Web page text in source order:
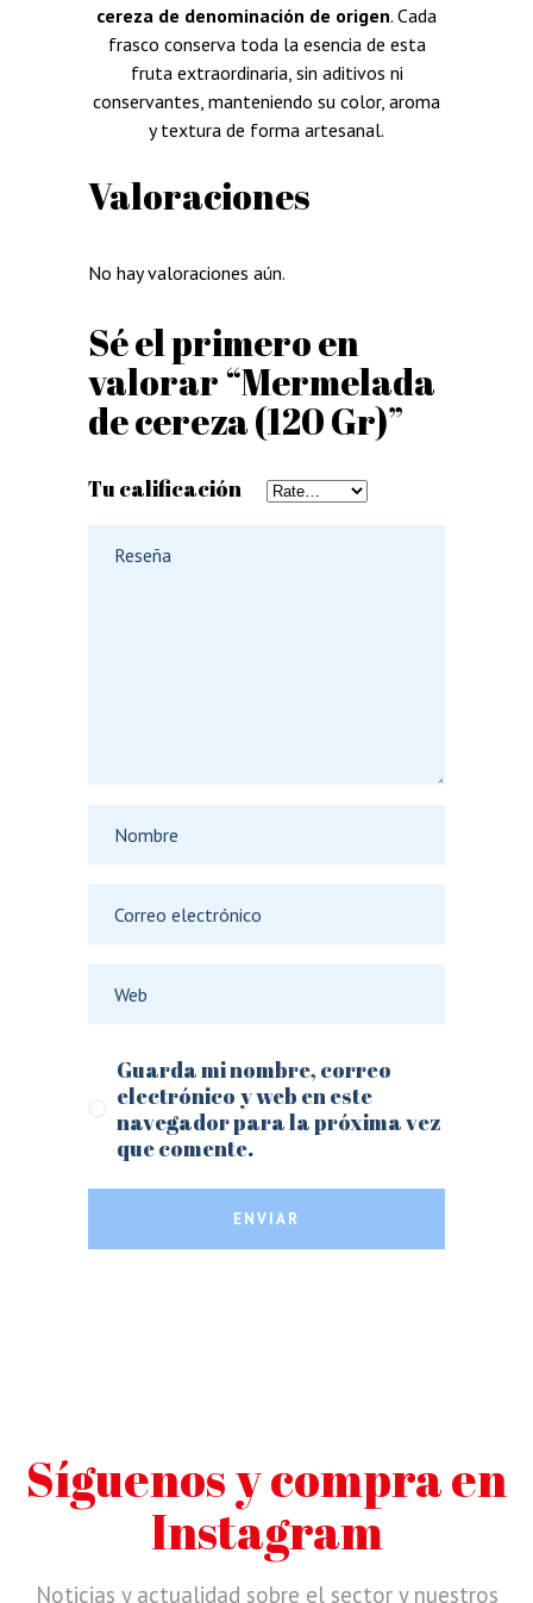
cereza de denominación de origen. Cada
frasco conserva toda la esencia de esta
fruta extraordinaria, sin aditivos ni
conservantes, manteniendo su color, aroma
y textura de forma artesanal.
Valoraciones
No hay valoraciones aún.
Sé el primero en
valorar “Mermelada
de cereza (120 Gr)”
Tu calificación
Guarda mi nombre, correo
electrónico y web en este
navegador para la próxima vez
que comente.
ENVIAR
Síguenos y compra en
Instagram
Noticias y actualidad sobre el sector y nuestros